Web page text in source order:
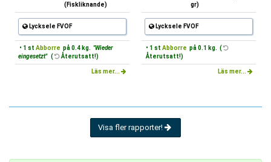
(Fiskliknande)
Lycksele FVOF
• 1 st Abborre på 0.4 kg. "Wieder
eingesetzt" ( Återutsatt!)
Läs mer...
gr)
Lycksele FVOF
• 1 st Abborre på 0.1 kg. (
Återutsatt!)
Läs mer...
Visa fler rapporter!